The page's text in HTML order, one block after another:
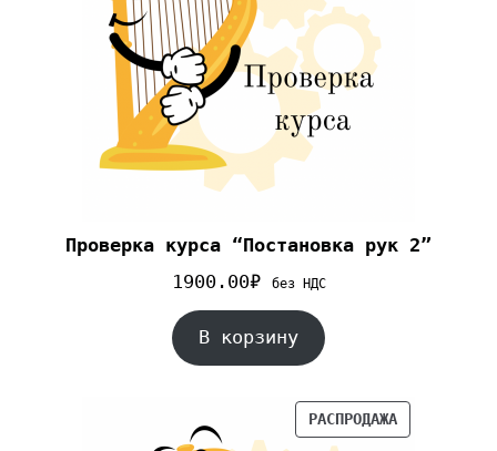
Проверка курса “Постановка рук 2”
1900.00₽ без НДС
В корзину
РАСПРОДАЖА